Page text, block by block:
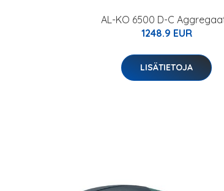
AL-KO 6500 D-C
1248.9 EUR
LISÄTIETOJA